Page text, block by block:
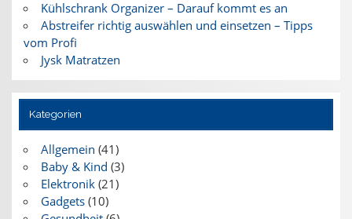
Kühlschrank Organizer – Darauf kommt es an
Abstreifer richtig auswählen und einsetzen – Tipps
vom Profi
Jysk Matratzen
Kategorien
Allgemein (41)
Baby & Kind (3)
Elektronik(21)
Gadgets(10)